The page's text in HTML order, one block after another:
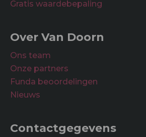
Gratis waardebepaling
Over Van Doorn
Ons team
Onze partners
Funda beoordelingen
Nieuws
Contactgegevens